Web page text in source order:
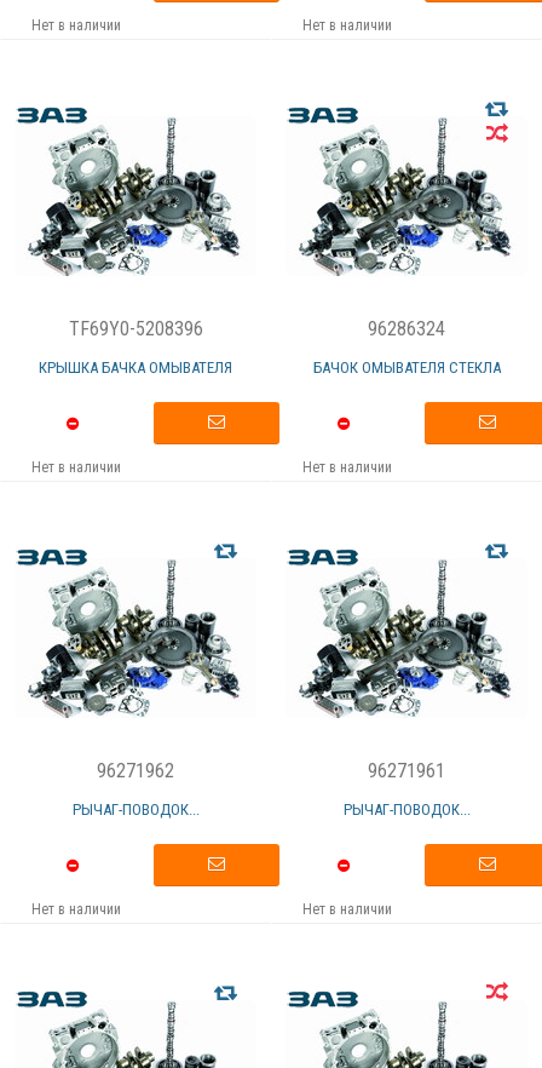
Нет в наличии Нет в наличии
TF69Y0-5208396
КРЫШКА БАЧКА ОМЫВАТЕЛЯ
Нет в наличии
96286324
БАЧОК ОМЫВАТЕЛЯ СТЕКЛА
Нет в наличии
96271962
РЫЧАГ-ПОВОДОК...
Нет в наличии
96271961
РЫЧАГ-ПОВОДОК...
Нет в наличии